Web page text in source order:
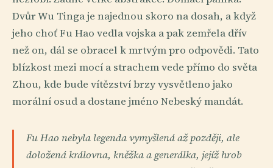
Dvůr Wu Tinga je najednou skoro na dosah, a když
jeho choť Fu Hao vedla vojska a pak zemřela dřív
než on, dál se obracel k mrtvým pro odpovědi. Tato
blízkost mezi mocí a strachem vede přímo do světa
Zhou, kde bude vítězství brzy vysvětleno jako
morální osud a dostane jméno Nebeský mandát.
Fu Hao nebyla legenda vymyšlená až později, ale
doložená královna, kněžka a generálka, jejíž hrob